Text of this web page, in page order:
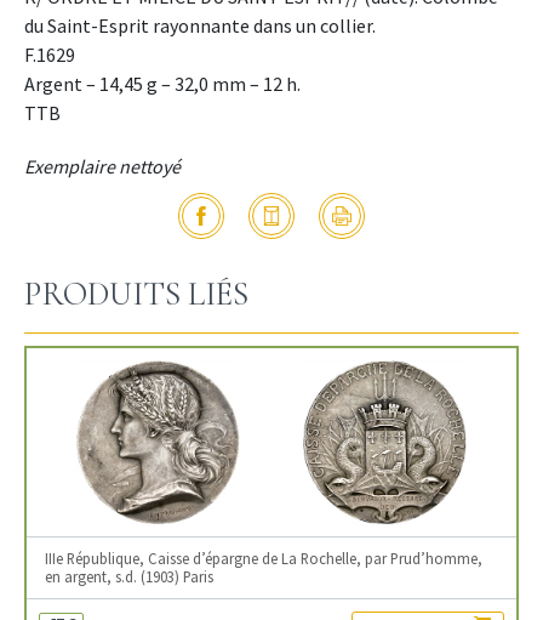
du Saint-Esprit rayonnante dans un collier.
F.1629
Argent – 14,45 g – 32,0 mm – 12 h.
TTB
Exemplaire nettoyé
PRODUITS LIÉS
IIIe République, Caisse d’épargne de La Rochelle, par Prud’homme,
en argent, s.d. (1903) Paris